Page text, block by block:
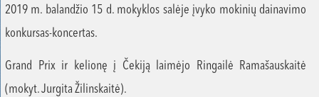
2019 m. balandžio 15 d. mokyklos salėje įvyko mokinių dainavimo
konkursas-koncertas.
Grand Prix ir kelionę į Čekiją laimėjo Ringailė Ramašauskaitė
(mokyt. Jurgita Žilinskaitė).